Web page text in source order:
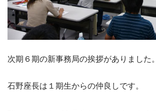
次期６期の新事務局の挨拶がありました。
石野座長は１期生からの仲良しです。